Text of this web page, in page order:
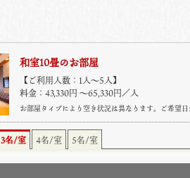
和室10畳のお部屋
【ご利用人数：1人〜5人】
料金：43,330円 〜65,330円／人
お部屋タイプにより空き状況は異なります。ご希望
3名/室 4名/室 5名/室